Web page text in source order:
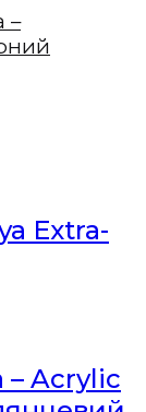
–
Extra-
– Acrylic